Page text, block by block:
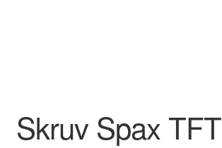
Skruv Spax TFT